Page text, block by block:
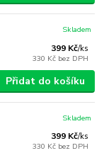
399 Kč/ks
330 Kč bez DPH
Skladem
Přidat do košíku
399 Kč/ks
330 Kč bez DPH
Skladem